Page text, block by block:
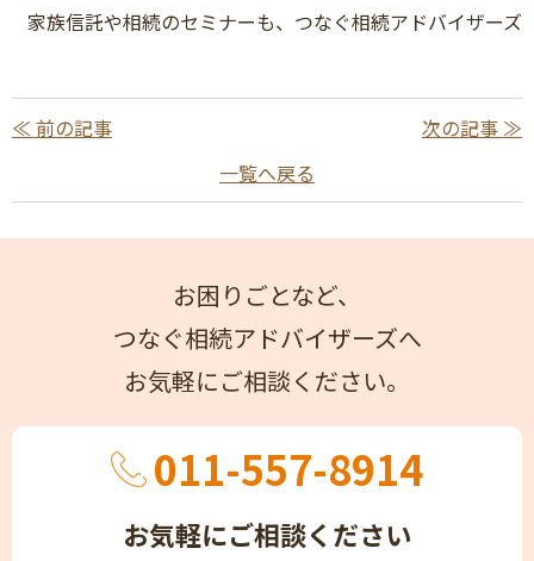
家族信託や相続のセミナーも、つなぐ相続アドバイザーズ
≪ 前の記事
次の記事 ≫
一覧へ戻る
お困りごとなど、
つなぐ相続アドバイザーズへ
お気軽にご相談ください。
011-557-8914
お気軽にご相談ください